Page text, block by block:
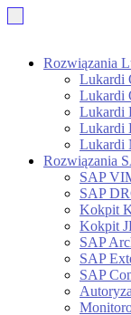
Rozwiązania
Lukardi
Lukardi
Lukardi
Lukardi
Lukardi
Rozwiązania
SAP
SAP
Kokpit
Kokpit
SAP
SAP
SAP